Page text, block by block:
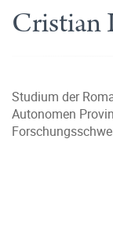
Cristian
Studium der
Autonomen